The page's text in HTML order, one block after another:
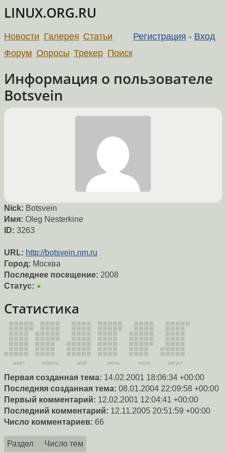
LINUX.ORG.RU
Регистрация - Вход
Новости Галерея Статьи
Форум Опросы Трекер Поиск
Информация о пользователе
Botsvein
Nick: Botsvein
Имя: Oleg Nesterkine
ID: 3263
URL: http://botsvein.nm.ru
Город: Москва
Последнее посещение: 2008
Статус: ★
Статистика
март апрель май июнь июль август
Первая созданная тема: 14.02.2001 18:06:34 +00:00
Последняя созданная тема: 08.01.2004 22:09:58 +00:00
Первый комментарий: 12.02.2001 12:04:41 +00:00
Последний комментарий: 12.11.2005 20:51:59 +00:00
Число комментариев: 66
Раздел Число тем